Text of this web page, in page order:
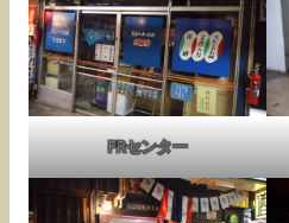
PRセンター